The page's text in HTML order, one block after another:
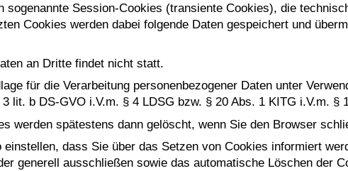
sogenannte Session-Cookies (transiente Cookies), die
Cookies werden dabei folgende Daten gespeichert und
an Dritte findet nicht statt.
für die Verarbeitung personenbezogener Daten unter
lit. b DS-GVO i.V.m. § 4 LDSG bzw. § 20 Abs. 1 KITG i.V.m. §
werden spätestens dann gelöscht, wenn Sie den Browser
dass Sie über das Setzen von Cookies informiert
generell ausschließen sowie das automatische Löschen der